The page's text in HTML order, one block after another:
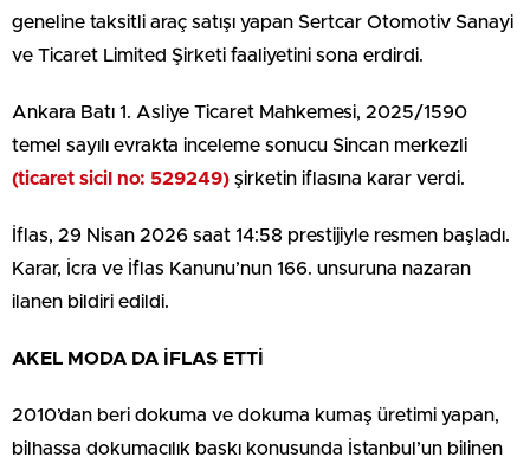
geneline taksitli araç satışı yapan Sertcar Otomotiv Sanayi
ve Ticaret Limited Şirketi faaliyetini sona erdirdi.
Ankara Batı 1. Asliye Ticaret Mahkemesi, 2025/1590
temel sayılı evrakta inceleme sonucu Sincan merkezli
(ticaret sicil no: 529249) şirketin iflasına karar verdi.
İflas, 29 Nisan 2026 saat 14:58 prestijiyle resmen başladı.
Karar, İcra ve İflas Kanunu’nun 166. unsuruna nazaran
ilanen bildiri edildi.
AKEL MODA DA İFLAS ETTİ
2010’dan beri dokuma ve dokuma kumaş üretimi yapan,
bilhassa dokumacılık baskı konusunda İstanbul’un bilinen